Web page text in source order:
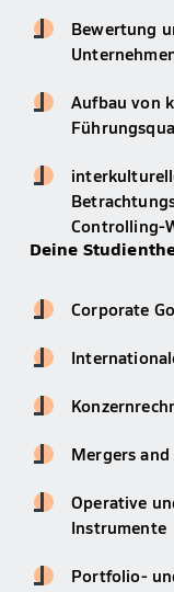
Bewertung
Aufbau von
Controlling-
Deine
Corporate
Mergers
Operative
Instrumente
Portfolio-